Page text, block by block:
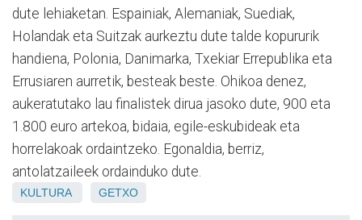
dute lehiaketan. Espainiak, Alemaniak, Suediak,
Holandak eta Suitzak aurkeztu dute talde kopururik
handiena, Polonia, Danimarka, Txekiar Errepublika eta
Errusiaren aurretik, besteak beste. Ohikoa denez,
aukeratutako lau finalistek dirua jasoko dute, 900 eta
1.800 euro artekoa, bidaia, egile-eskubideak eta
horrelakoak ordaintzeko. Egonaldia, berriz,
antolatzaileek ordainduko dute.
KULTURA GETXO